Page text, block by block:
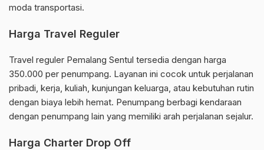
moda transportasi.
Harga Travel Reguler
Travel reguler Pemalang Sentul tersedia dengan harga
350.000 per penumpang. Layanan ini cocok untuk perjalanan
pribadi, kerja, kuliah, kunjungan keluarga, atau kebutuhan rutin
dengan biaya lebih hemat. Penumpang berbagi kendaraan
dengan penumpang lain yang memiliki arah perjalanan sejalur.
Harga Charter Drop Off